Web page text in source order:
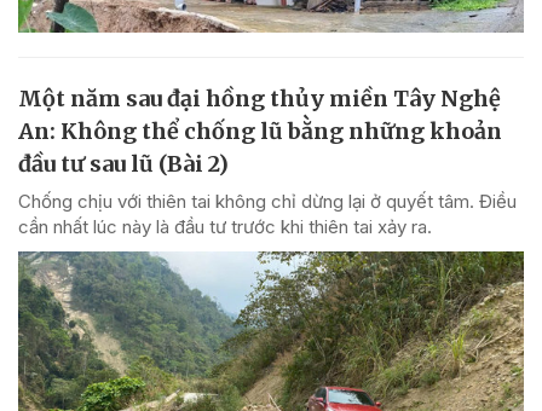
Một năm sau đại hồng thủy miền Tây Nghệ
An: Không thể chống lũ bằng những khoản
đầu tư sau lũ (Bài 2)
Chống chịu với thiên tai không chỉ dừng lại ở quyết tâm. Điều
cần nhất lúc này là đầu tư trước khi thiên tai xảy ra.